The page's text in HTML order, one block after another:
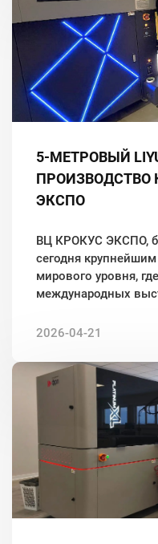
5-МЕТРОВЫЙ
ПРОИЗВОДСТВО
ЭКСПО
ВЦ КРОКУС ЭКСПО,
сегодня
мирового уровня,
международных
качественного и,
2026-04-21